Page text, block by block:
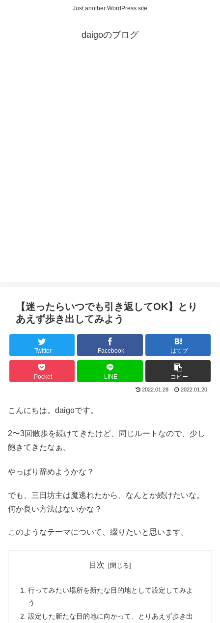
Just another WordPress site
daigoのブログ
【迷ったらいつでも引き返してOK】とり
あえず歩き出してみよう
Twitter Facebook はてブ
Pocket LINE コピー
2022.01.28 2022.01.20
こんにちは。daigoです。
2〜3回散歩を続けてきたけど、同じルートなので、少し
飽きてきたなぁ。
やっぱり辞めようかな？
でも、三日坊主は魔逃れたから、なんとか続けたいな。
何か良い方法はないかな？
このようなテーマについて、綴りたいと思います。
目次
行ってみたい場所を新たな目的地として設定してみよ
う
設定した新たな目的地に向かって、とりあえず歩き出